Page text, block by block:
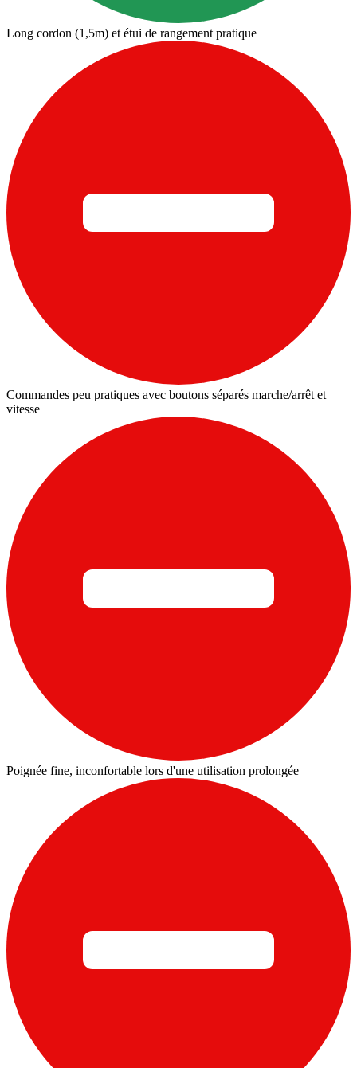
Long cordon (1,5m) et étui de rangement pratique
Commandes peu pratiques avec boutons séparés marche/arrêt et
vitesse
Poignée fine, inconfortable lors d'une utilisation prolongée